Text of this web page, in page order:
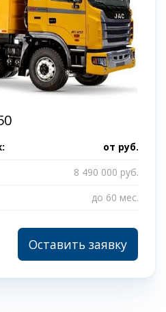
от руб.
8 490 000 руб.
до 60 мес.
Оставить заявку